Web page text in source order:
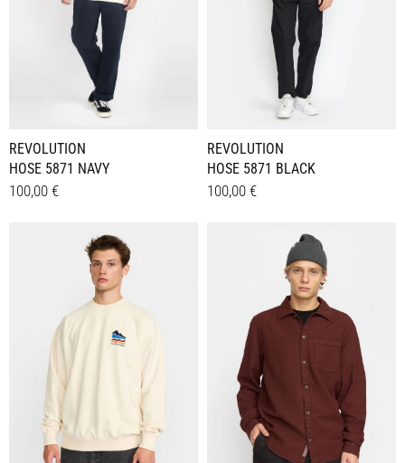
REVOLUTION
HOSE 5871 NAVY
100,00 €
Produkt
mehrere
Varianten
auf.
Die
Optionen
können
auf
der
Produktseite
REVOLUTION
HOSE 5871 BLACK
100,00 €
mehrere
Varianten
auf.
Optionen
können
auf
der
Produktseite